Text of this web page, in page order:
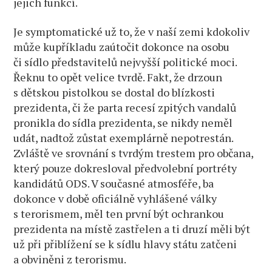
Je symptomatické už to, že v naší zemi kdokoliv
může kupříkladu zaútočit dokonce na osobu
či sídlo představitelů nejvyšší politické moci.
Řeknu to opět velice tvrdě. Fakt, že drzoun
s dětskou pistolkou se dostal do blízkosti
prezidenta, či že parta recesí zpitých vandalů
pronikla do sídla prezidenta, se nikdy neměl
udát, nadtož zůstat exemplárně nepotrestán.
Zvláště ve srovnání s tvrdým trestem pro občana,
který pouze dokresloval předvolební portréty
kandidátů ODS. V současné atmosféře, ba
dokonce v době oficiálně vyhlášené války
s terorismem, měl ten první být ochrankou
prezidenta na místě zastřelen a ti druzí měli být
už při přiblížení se k sídlu hlavy státu zatčeni
a obviněni z terorismu.